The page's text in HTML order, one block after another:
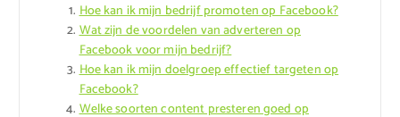
Hoe kan ik mijn bedrijf promoten op Facebook?
Wat zijn de voordelen van adverteren op
Facebook voor mijn bedrijf?
Hoe kan ik mijn doelgroep effectief targeten op
Facebook?
Welke soorten content presteren goed op